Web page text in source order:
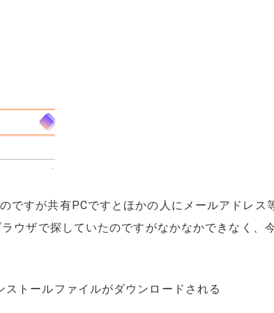
ですが共有PCですとほかの人にメールアドレス
ウザで探していたのですがなかなかできなく、
トールファイルがダウンロードされる